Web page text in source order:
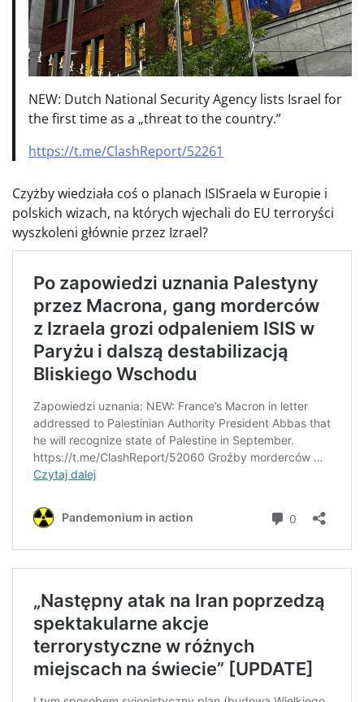
NEW: Dutch National Security Agency lists Israel for
the first time as a „threat to the country.”
https://t.me/ClashReport/52261
Czyżby wiedziała coś o planach ISISraela w Europie i
polskich wizach, na których wjechali do EU terroryści
wyszkoleni głównie przez Izrael?